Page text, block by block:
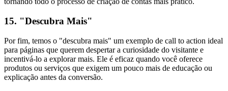
15. "Descubra Mais"
Por fim, temos o "descubra mais" um exemplo de call to action ideal
para páginas que querem despertar a curiosidade do visitante e
incentivá-lo a explorar mais. Ele é eficaz quando você oferece
produtos ou serviços que exigem um pouco mais de educação ou
explicação antes da conversão.